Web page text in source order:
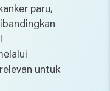
paru,
untuk